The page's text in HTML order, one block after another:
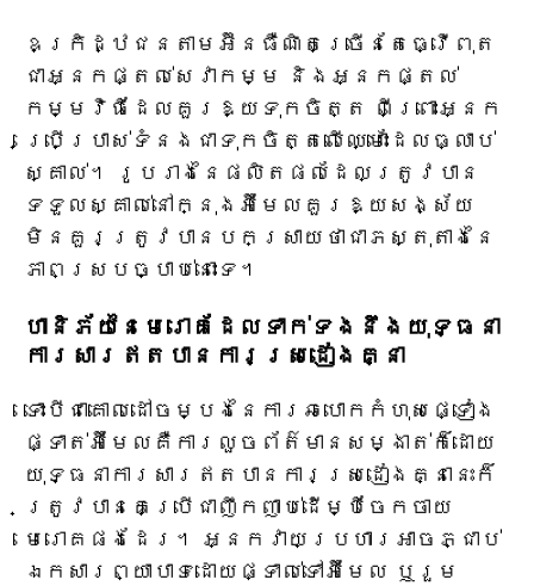
ឧក្រិដ្ឋជនតាមអ៊ីនធឺណិតច្រើនតែធ្វើពុត
ជាអ្នកផ្តល់សេវាកម្ម និងអ្នកផ្តល់
កម្មវិធីដែលគួរឱ្យទុកចិត្ត ពីព្រោះអ្នក
ប្រើប្រាស់ទំនងជាទុកចិត្តលើឈ្មោះដែលធ្លាប់
ស្គាល់។ រូបរាងនៃផលិតផលដែលត្រូវបាន
ទទួលស្គាល់នៅក្នុងអ៊ីមែលគួរឱ្យសង្ស័យ
មិនគួរត្រូវបានបកស្រាយថាជាភស្តុតាងនៃ
ភាពស្របច្បាប់នោះទេ។
ហានិភ័យនៃមេរោគដែលទាក់ទងនឹងយុទ្ធនា
ការសារឥតបានការស្រដៀងគ្នា
ទោះបីជាគោលដៅចម្បងនៃការឆបោកកំហុសផ្ទៀង
ផ្ទាត់អ៊ីមែលគឺការលួចព័ត៌មានសម្ងាត់ក៏ដោយ
យុទ្ធនាការសារឥតបានការស្រដៀងគ្នានេះក៏
ត្រូវបានគេប្រើជាញឹកញាប់ដើម្បីចែកចាយ
មេរោគផងដែរ។ អ្នកវាយប្រហារអាចភ្ជាប់
ឯកសារព្យាបាទដោយផ្ទាល់ទៅអ៊ីមែល ឬរួម